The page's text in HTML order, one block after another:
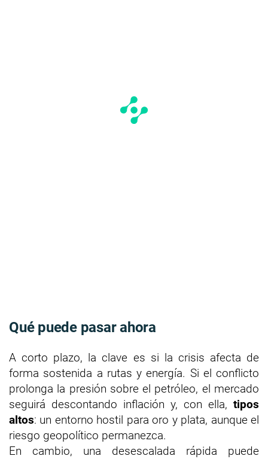
Qué puede pasar ahora
A corto plazo, la clave es si la crisis afecta de
forma sostenida a rutas y energía. Si el conflicto
prolonga la presión sobre el petróleo, el mercado
seguirá descontando inflación y, con ella, tipos
altos: un entorno hostil para oro y plata, aunque el
riesgo geopolítico permanezca.
En cambio, una desescalada rápida puede